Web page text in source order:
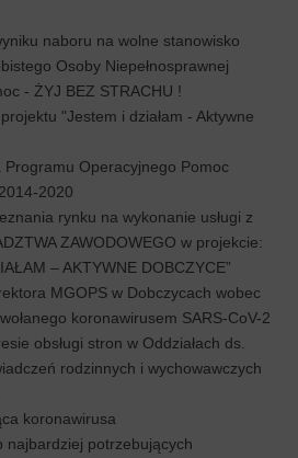
naboru na wolne stanowisko
Osoby Niepełnosprawnej
- ŻYJ BEZ STRACHU !
"Jestem i działam - Aktywne
Programu Operacyjnego Pomoc
2020
rynku na wykonanie usługi z
ZAWODOWEGO w projekcie:
– AKTYWNE DOBCZYCE”
MGOPS w Dobczycach wobec
koronawirusem SARS-CoV-2
obsługi stron w Oddziałach ds.
rodzinnych i wychowawczych
koronawirusa
najbardziej potrzebujących